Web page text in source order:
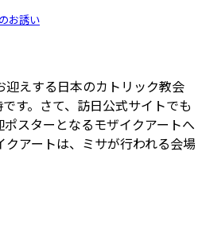
お誘い
えする日本のカトリック教会
す。さて、訪日公式サイトでも
スターとなるモザイクアートへ
アートは、ミサが行われる会場